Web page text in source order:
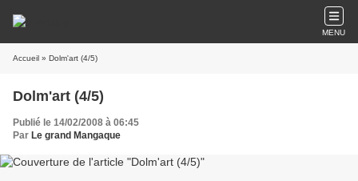
MENU
Accueil » Dolm'art (4/5)
Dolm'art (4/5)
Publié le 14/02/2008 à 06:45
Par Le grand Mangaque